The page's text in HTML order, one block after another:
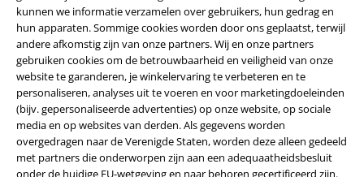
kunnen we informatie verzamelen over gebruikers, hun gedrag en
hun apparaten. Sommige cookies worden door ons geplaatst, terwijl
andere afkomstig zijn van onze partners. Wij en onze partners
gebruiken cookies om de betrouwbaarheid en veiligheid van onze
website te garanderen, je winkelervaring te verbeteren en te
personaliseren, analyses uit te voeren en voor marketingdoeleinden
(bijv. gepersonaliseerde advertenties) op onze website, op sociale
media en op websites van derden. Als gegevens worden
overgedragen naar de Verenigde Staten, worden deze alleen gedeeld
met partners die onderworpen zijn aan een adequaatheidsbesluit
onder de huidige EU-wetgeving en naar behoren gecertificeerd zijn.
Legal
Algemene Voorwaarden
Bedrijfsgegevens
Privacyverklaring